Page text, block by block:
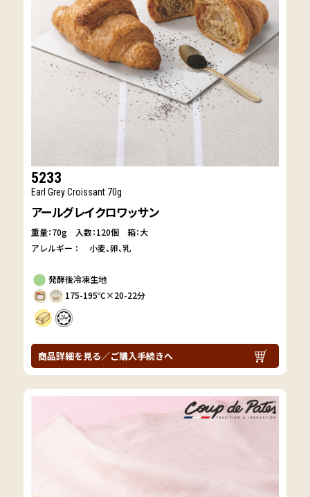
5233
Earl Grey Croissant 70g
アールグレイクロワッサン
重量：70g 入数：120個 箱：大
アレルギー：
小麦 卵 乳
発酵後冷凍生地
175-195℃×20-22分
商品詳細を見る／ご購入手続きへ